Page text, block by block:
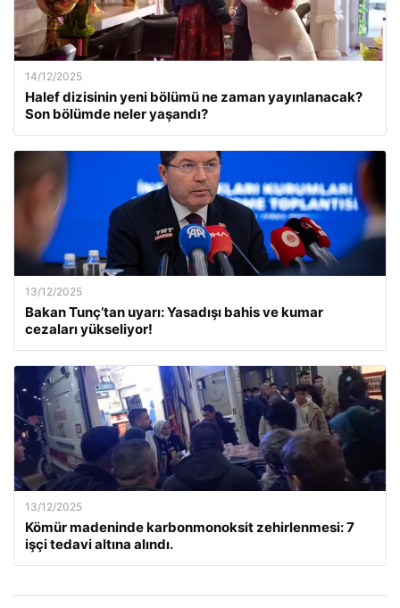
14/12/2025
Halef dizisinin yeni bölümü ne zaman yayınlanacak?
Son bölümde neler yaşandı?
13/12/2025
Bakan Tunç’tan uyarı: Yasadışı bahis ve kumar
cezaları yükseliyor!
13/12/2025
Kömür madeninde karbonmonoksit zehirlenmesi: 7
işçi tedavi altına alındı.